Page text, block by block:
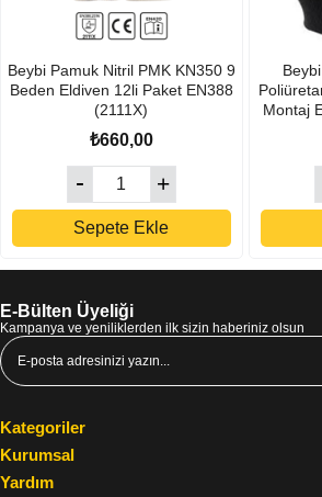
Beybi Pamuk Nitril PMK KN350 9
Beden Eldiven 12li Paket EN388
(2111X)
₺660,00
Sepete Ekle
Montaj
E-Bülten Üyeliği
Kampanya ve yeniliklerden ilk sizin haberiniz olsun
Kategoriler
Kurumsal
Yardım